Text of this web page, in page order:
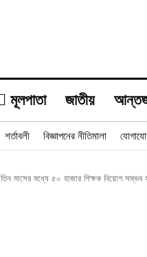
মূলপাতা জাতীয়
শর্তাবলী বিজ্ঞাপনের নীতিমালা
তিন মাসের মধ্যে ৫০ হাজার শিক্ষক নিয়োগ সম্ভব